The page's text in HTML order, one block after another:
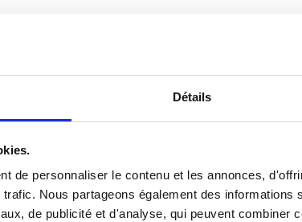
Détails
de personnaliser le contenu et les annonces,
Nous partageons également des informations
de publicité et d'analyse, qui peuvent combiner
soutient et
exemplaires, qui ont
principaux :